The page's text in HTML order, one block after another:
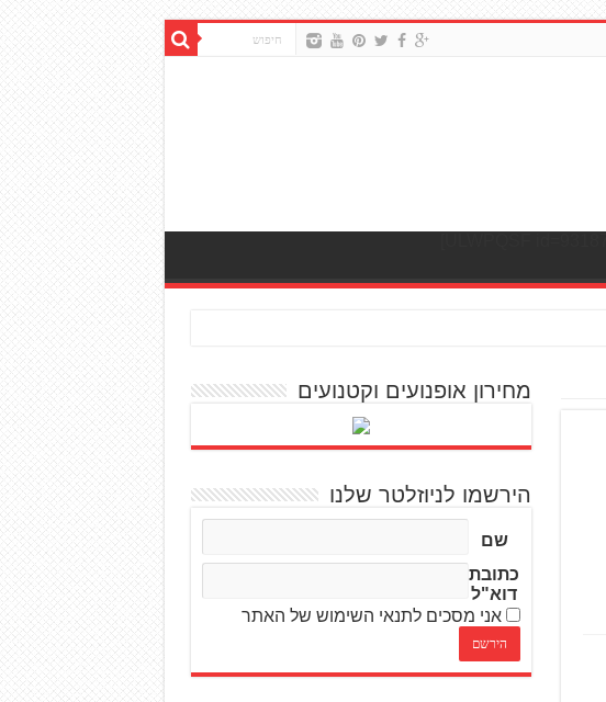
מחירון אופנועים וקטנועים
הירשמו לניוזלטר שלנו
שם
כתובת
דוא"ל
אני מסכים לתנאי השימוש של האתר